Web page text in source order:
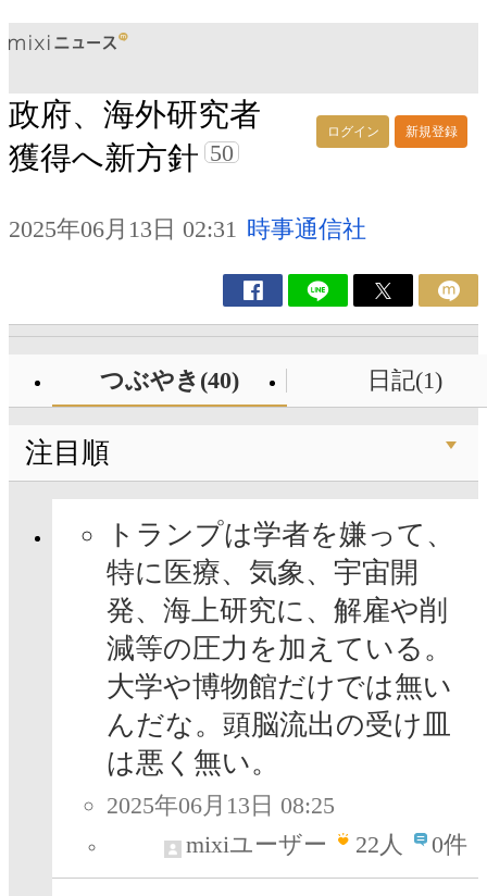
ログイン 新規登録
政府、海外研究者
獲得へ新方針 50
2025年06月13日 02:31 時事通信社
つぶやき(40) 日記(1)
注目順
トランプは学者を嫌って、
特に医療、気象、宇宙開
発、海上研究に、解雇や削
減等の圧力を加えている。
大学や博物館だけでは無い
んだな。頭脳流出の受け皿
は悪く無い。
2025年06月13日 08:25
mixiユーザー
22人 0件